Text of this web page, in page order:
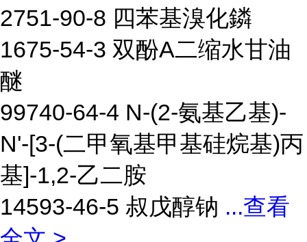
2751-90-8 四苯基溴化鏻
1675-54-3 双酚A二缩水甘油
醚
99740-64-4 N-(2-氨基乙基)-
N'-[3-(二甲氧基甲基硅烷基)丙
基]-1,2-乙二胺
14593-46-5 叔戊醇钠 ...查看